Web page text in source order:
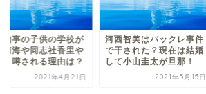
知事の子供の学校が
南海や同志社香里や
と噂される理由は？
2021年4月21日
河西智美はバックレ事件
で干された？現在は結婚
して小山圭太が旦那！
2021年5月15日